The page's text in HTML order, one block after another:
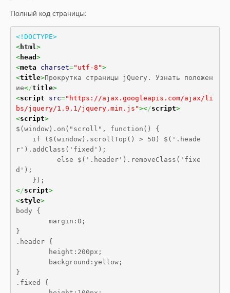
Полный код страницы:
<!DOCTYPE>
< html >
< head >
<meta charset="utf-8">
<title>Прокрутка страницы jQuery. Узнать положен
ие</title>
<script src="https://ajax.googleapis.com/ajax/li
bs/jquery/1.9.1/jquery.min.js"></script>
<script>
$(window).on("scroll", function() {
r').addClass('fixed');
d');
</script>
<style>
body {
}
.header {
}
.fixed {